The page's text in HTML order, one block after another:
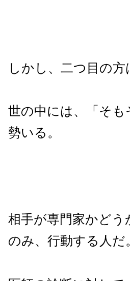
しかし、二つ目の方
世の中には、「そ
勢いる。
相手が専門家かど
のみ、行動する人だ